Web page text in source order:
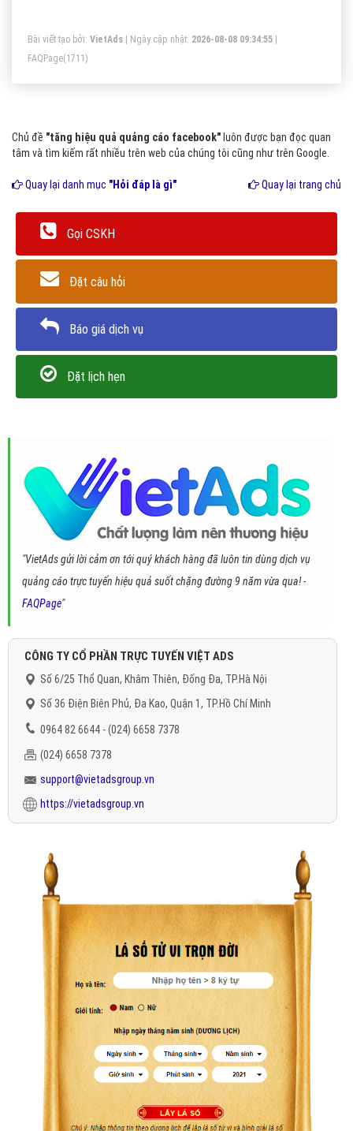
Bài viết tạo bởi: VietAds | Ngày cập nhật: 2026-08-08 09:34:55
FAQPage(1711)
Chủ đề "tăng hiệu quả quảng cáo facebook" luôn được bạn đọc quan
tâm và tìm kiếm rất nhiều trên web của chúng tôi cũng như trên Google.
Quay lại danh mục "Hỏi đáp là gì" Quay lại trang chủ
Gọi CSKH
Đặt câu hỏi
Báo giá dịch vụ
Đặt lịch hẹn
"VietAds gửi lời cảm ơn tới quý khách hàng đã luôn tin dùng dịch vụ
quảng cáo trực tuyến hiệu quả suốt chặng đường 9 năm vừa qua! -
FAQPage"
CÔNG TY CỔ PHẦN TRỰC TUYẾN VIỆT ADS
Số 6/25 Thổ Quan, Khâm Thiên, Đống Đa, TP.Hà Nội
Số 36 Điện Biên Phủ, Đa Kao, Quận 1, TP.Hồ Chí Minh
0964 82 6644 - (024) 6658 7378
(024) 6658 7378
support@vietadsgroup.vn
https://vietadsgroup.vn